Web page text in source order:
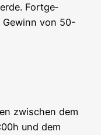
Fort­ge­
Gewinn von 50-
zwi­schen dem
und dem